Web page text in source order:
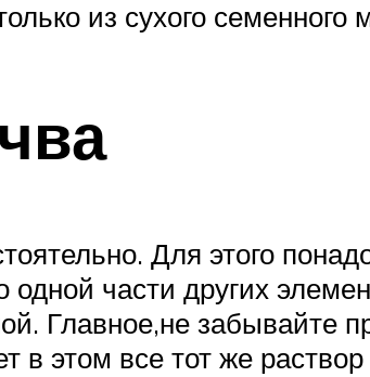
из сухого семенного
Для этого
одной части других
Главное,не забывайте
в этом все тот же